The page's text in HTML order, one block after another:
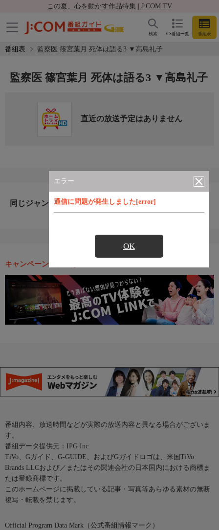
この夏、心を動かす作品特集 | J:COM TV
CS番組一覧 番組表
検索
番組表 監察医 篠宮葉月 死体は語る3 ▼高島礼子
エラー
通信に問題が発生しました[error]
OK
監察医 篠宮葉月 死体は語る3 ▼高島礼子
直近の放送予定はありません
同じジャンルのおすすめ番組
キャンペーン・お得な情報
番組内容、放送時間などが実際の放送内容と異なる場合がございま
す。
番組データ提供元：IPG Inc.
TiVo、Gガイド、G-GUIDE、およびGガイドロゴは、米国TiVo
Brands LLCおよび／またはその関連会社の日本国内における商標ま
たは登録商標です。
このホームページに掲載している記事・写真等あらゆる素材の無断
複写・転載を禁じます。
Official Program Data Mark（公式番組情報マーク）